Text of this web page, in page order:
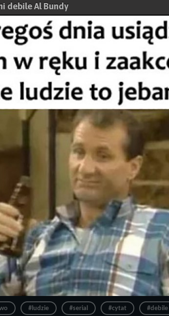
debile Al Bundy
#ludzie #serial #cytat #debile